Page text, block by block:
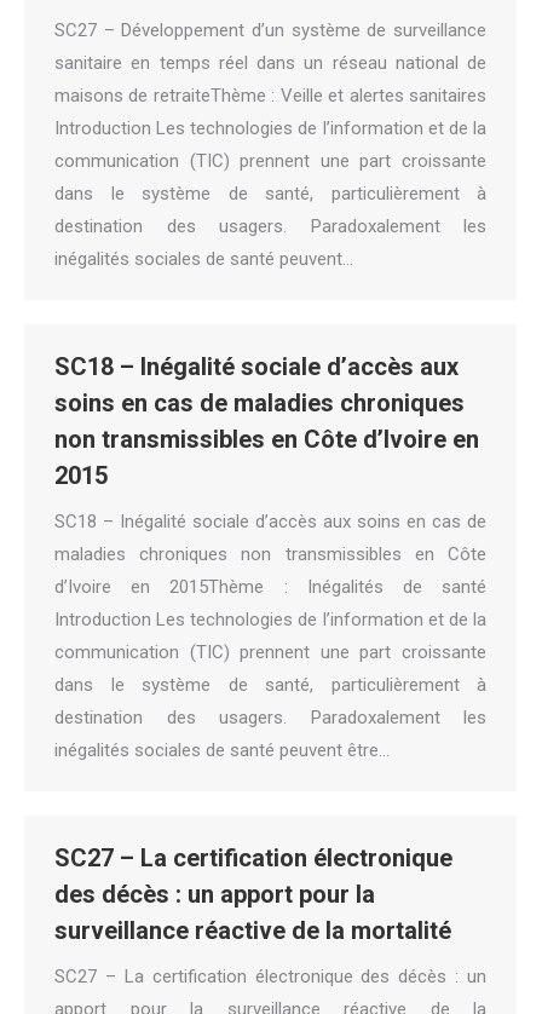
SC27 – Développement d’un système de surveillance
sanitaire en temps réel dans un réseau national de
maisons de retraiteThème : Veille et alertes sanitaires
Introduction Les technologies de l’information et de la
communication (TIC) prennent une part croissante
dans le système de santé, particulièrement à
destination des usagers. Paradoxalement les
inégalités sociales de santé peuvent…
SC18 – Inégalité sociale d’accès aux
soins en cas de maladies chroniques
non transmissibles en Côte d’Ivoire en
2015
SC18 – Inégalité sociale d’accès aux soins en cas de
maladies chroniques non transmissibles en Côte
d’Ivoire en 2015Thème : Inégalités de santé
Introduction Les technologies de l’information et de la
communication (TIC) prennent une part croissante
dans le système de santé, particulièrement à
destination des usagers. Paradoxalement les
inégalités sociales de santé peuvent être…
SC27 – La certification électronique
des décès : un apport pour la
surveillance réactive de la mortalité
SC27 – La certification électronique des décès : un
apport pour la surveillance réactive de la